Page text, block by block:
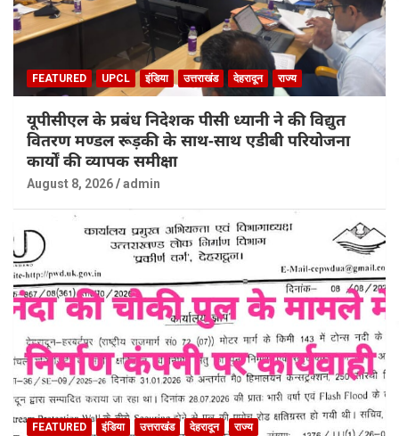
FEATURED UPCL इंडिया उत्तराखंड देहरादून राज्य
यूपीसीएल के प्रबंध निदेशक पीसी ध्यानी ने की विद्युत
वितरण मण्डल रूड़की के साथ-साथ एडीबी परियोजना
कार्यों की व्यापक समीक्षा
August 8, 2026 admin
FEATURED इंडिया उत्तराखंड देहरादून राज्य